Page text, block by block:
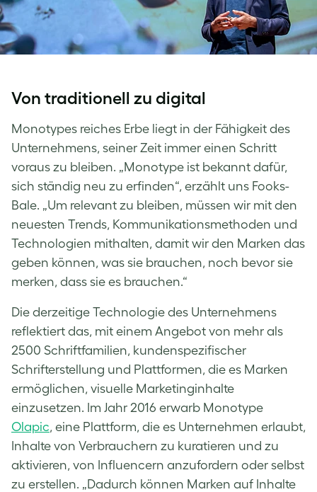
Von traditionell zu digital
Monotypes reiches Erbe liegt in der Fähigkeit des
Unternehmens, seiner Zeit immer einen Schritt
voraus zu bleiben. „Monotype ist bekannt dafür,
sich ständig neu zu erfinden“, erzählt uns Fooks-
Bale. „Um relevant zu bleiben, müssen wir mit den
neuesten Trends, Kommunikationsmethoden und
Technologien mithalten, damit wir den Marken das
geben können, was sie brauchen, noch bevor sie
merken, dass sie es brauchen.“
Die derzeitige Technologie des Unternehmens
reflektiert das, mit einem Angebot von mehr als
2500 Schriftfamilien, kundenspezifischer
Schrifterstellung und Plattformen, die es Marken
ermöglichen, visuelle Marketinginhalte
einzusetzen. Im Jahr 2016 erwarb Monotype
Olapic, eine Plattform, die es Unternehmen erlaubt,
Inhalte von Verbrauchern zu kuratieren und zu
aktivieren, von Influencern anzufordern oder selbst
zu erstellen. „Dadurch können Marken auf Inhalte